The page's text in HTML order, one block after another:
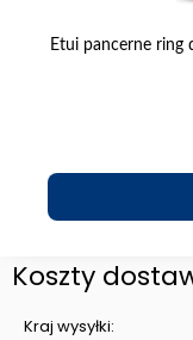
Etui pancerne ring
Koszty
Cena nie zawiera
Kraj wysyłki: